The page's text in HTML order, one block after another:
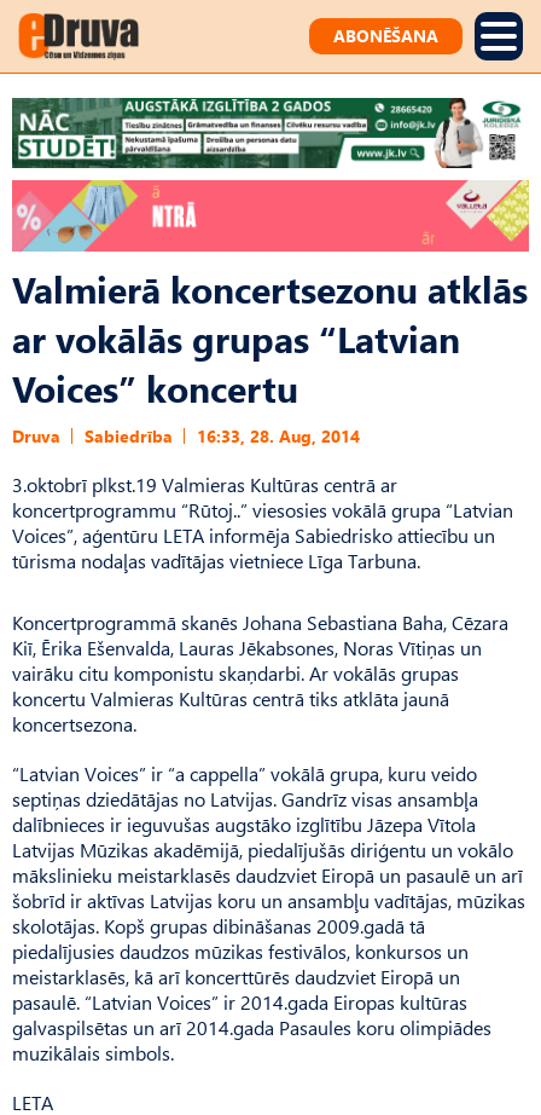
ABONĒŠANA
Valmierā koncertsezonu atklās
ar vokālās grupas “Latvian
Voices” koncertu
Druva Sabiedrība 16:33, 28. Aug, 2014
3.oktobrī plkst.19 Valmieras Kultūras centrā ar
koncertprogrammu “Rūtoj..” viesosies vokālā grupa “Latvian
Voices”, aģentūru LETA informēja Sabiedrisko attiecību un
tūrisma nodaļas vadītājas vietniece Līga Tarbuna.
Koncertprogrammā skanēs Johana Sebastiana Baha, Cēzara
Kiī, Ērika Ešenvalda, Lauras Jēkabsones, Noras Vītiņas un
vairāku citu komponistu skaņdarbi. Ar vokālās grupas
koncertu Valmieras Kultūras centrā tiks atklāta jaunā
koncertsezona.
“Latvian Voices” ir “a cappella” vokālā grupa, kuru veido
septiņas dziedātājas no Latvijas. Gandrīz visas ansambļa
dalībnieces ir ieguvušas augstāko izglītību Jāzepa Vītola
Latvijas Mūzikas akadēmijā, piedalījušās diriģentu un vokālo
mākslinieku meistarklasēs daudzviet Eiropā un pasaulē un arī
šobrīd ir aktīvas Latvijas koru un ansambļu vadītājas, mūzikas
skolotājas. Kopš grupas dibināšanas 2009.gadā tā
piedalījusies daudzos mūzikas festivālos, konkursos un
meistarklasēs, kā arī koncerttūrēs daudzviet Eiropā un
pasaulē. “Latvian Voices” ir 2014.gada Eiropas kultūras
galvaspilsētas un arī 2014.gada Pasaules koru olimpiādes
muzikālais simbols.
LETA